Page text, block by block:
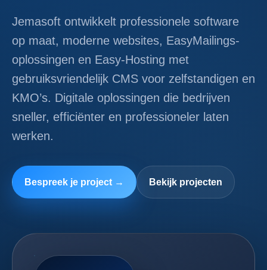
Jemasoft ontwikkelt professionele software
op maat, moderne websites, EasyMailings-
oplossingen en Easy-Hosting met
gebruiksvriendelijk CMS voor zelfstandigen en
KMO’s. Digitale oplossingen die bedrijven
sneller, efficiënter en professioneler laten
werken.
Bespreek je project → Bekijk projecten